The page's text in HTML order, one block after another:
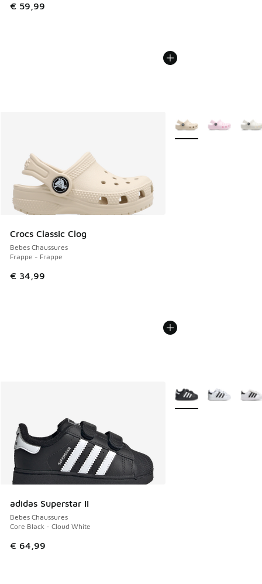
€ 59,99
Crocs Classic Clog
Bebes Chaussures
Frappe - Frappe
€ 34,99
Plus de couleurs
adidas Superstar II
Bebes Chaussures
Core Black - Cloud White
€ 64,99
Plus de couleurs